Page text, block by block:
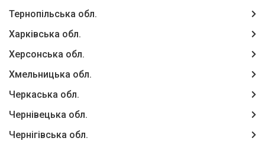
Тернопільська обл.
Харківська обл.
Херсонська обл.
Хмельницька обл.
Черкаська обл.
Чернівецька обл.
Чернігівська обл.